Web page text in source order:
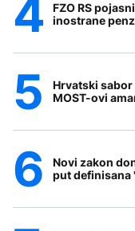
FZO RS
inostrane
Hrvatski
MOST-ovi
Novi zakon
put definisana